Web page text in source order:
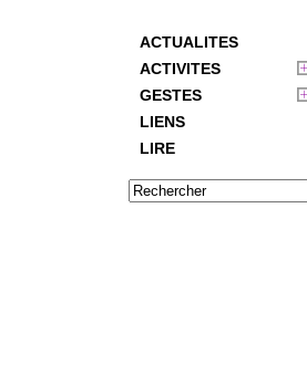
ACTUALITES
ACTIVITES
GESTES
LIENS
LIRE